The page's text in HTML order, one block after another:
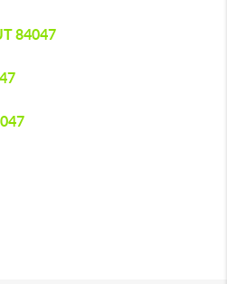
84047